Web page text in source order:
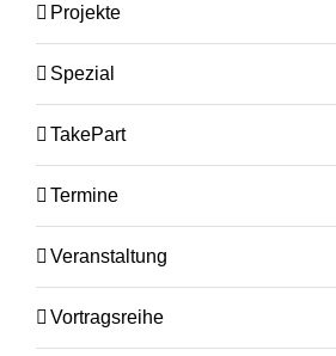
Projekte
Spezial
TakePart
Termine
Veranstaltung
Vortragsreihe